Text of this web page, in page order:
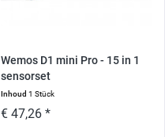
Wemos D1 mini Pro - 15 in 1
sensorset
Inhoud 1 Stück
€ 47,26 *